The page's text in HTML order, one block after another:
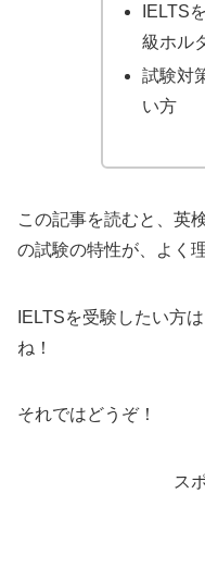
IELTS
級ホル
試験対
い方
この記事を読むと、英
の試験の特性が、よく
IELTSを受験したい方
ね！
それではどうぞ！
ス